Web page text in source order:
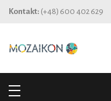
Kontakt: (+48) 600 402 629